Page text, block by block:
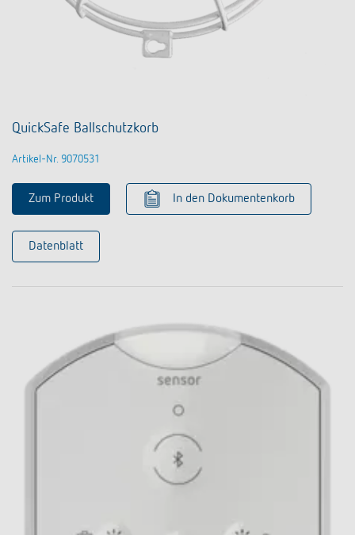
QuickSafe Ballschutzkorb
Artikel-Nr. 9070531
Zum Produkt In den Dokumentenkorb
Datenblatt